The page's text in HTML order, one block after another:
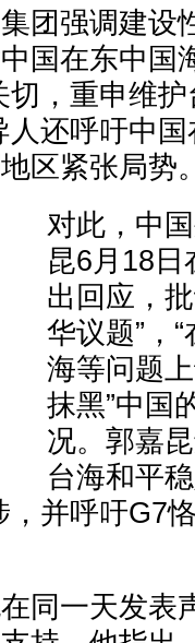
团强调建设
国在东中国
切，重申维
还呼吁中
区紧张局势
对此，中
昆6月18
出回应，
华议题”，
海等问题
抹黑”中国
况。郭嘉
台海和平
并呼吁G7
同一天发表